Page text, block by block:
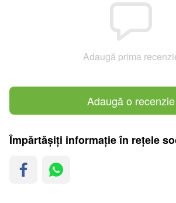
Adaugă prima
Adaugă o recenzie
Împărtășiți informație în rețele